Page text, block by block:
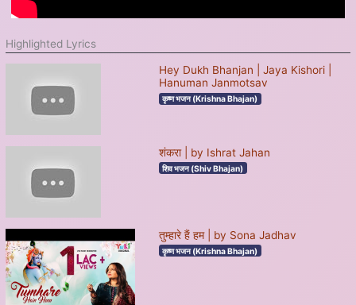
Highlighted Lyrics
Hey Dukh Bhanjan | Jaya Kishori |
Hanuman Janmotsav
कृष्ण भजन (Krishna Bhajan)
शंकरा | by Ishrat Jahan
शिव भजन (Shiv Bhajan)
तुम्हारे हैं हम | by Sona Jadhav
कृष्ण भजन (Krishna Bhajan)